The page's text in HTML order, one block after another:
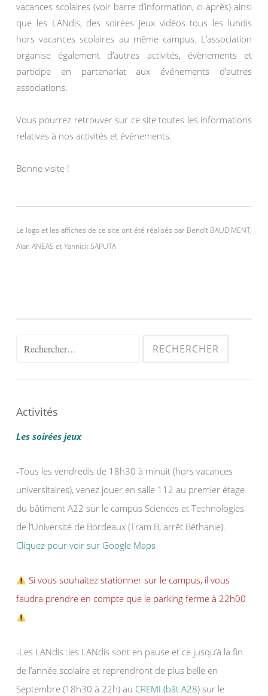
vacances scolaires (voir barre d’information, ci-après) ainsi
que les LANdis, des soirées jeux vidéos tous les lundis
hors vacances scolaires au même campus. L’association
organise également d’autres activités, évènements et
participe en partenariat aux événements d’autres
associations.
Vous pourrez retrouver sur ce site toutes les informations
relatives à nos activités et événements.
Bonne visite !
Le logo et les affiches de ce site ont été réalisés par Benoît BAUDIMENT,
Alan ANEAS et Yannick SAPUTA
Rechercher :
Activités
Les soirées jeux
-Tous les vendredis de 18h30 à minuit (hors vacances
universitaires), venez jouer en salle 112 au premier étage
du bâtiment A22 sur le campus Sciences et Technologies
de l’Université de Bordeaux (Tram B, arrêt Béthanie).
Cliquez pour voir sur Google Maps
Si vous souhaitez stationner sur le campus, il vous
faudra prendre en compte que le parking ferme à 22h00
-Les LANdis :les LANdis sont en pause et ce jusqu’à la fin
de l’année scolaire et reprendront de plus belle en
Septembre (18h30 à 22h) au CREMI (bât A28) sur le